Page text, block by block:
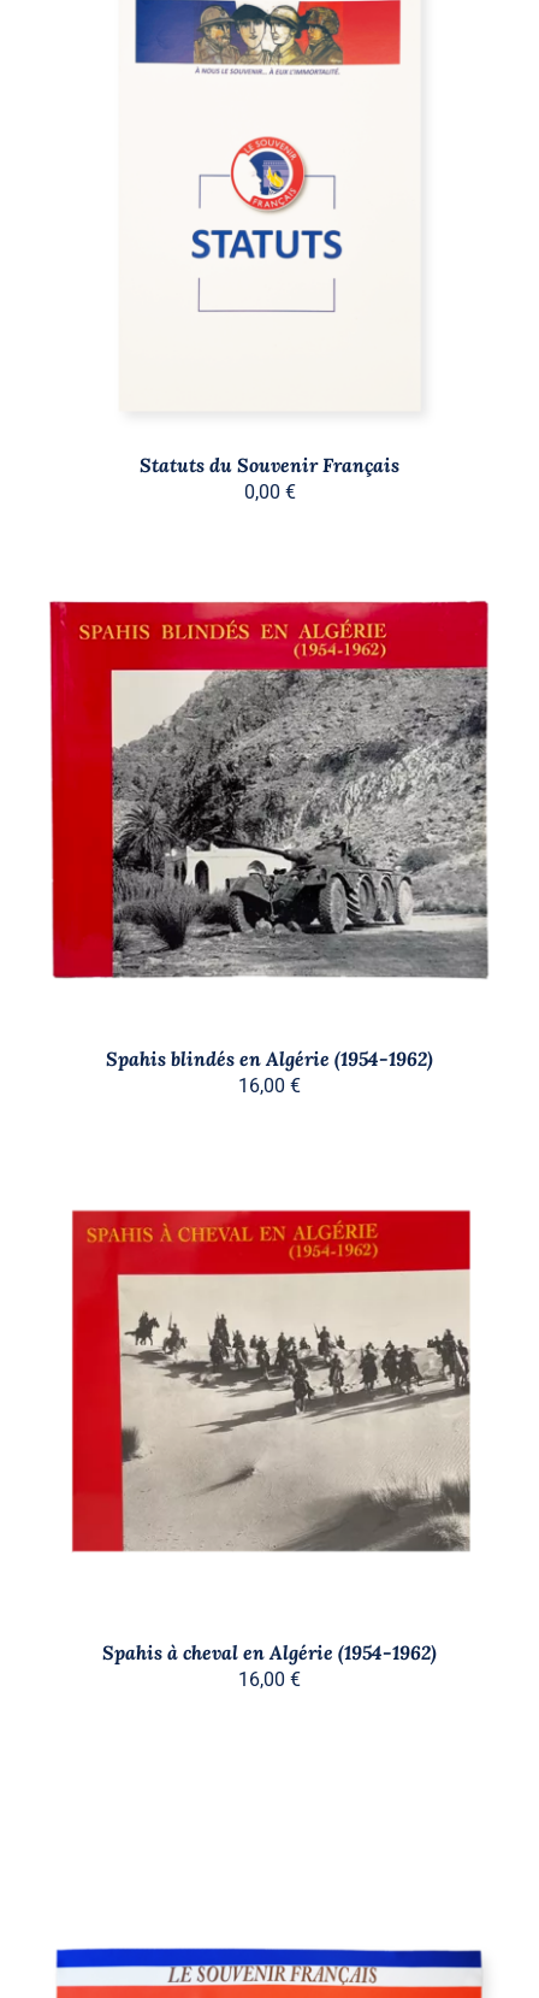
AJOUTER AU PANIER
Statuts du Souvenir Français
0,00 €
AJOUTER AU PANIER
/
DÉTAILS
Spahis blindés en Algérie (1954-1962)
16,00 €
AJOUTER AU PANIER
/
Spahis à cheval en Algérie (1954-1962)
16,00 €
AJOUTER AU PANIER
/